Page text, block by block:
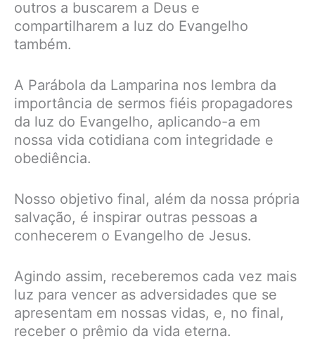
outros a buscarem a Deus e
compartilharem a luz do Evangelho
também.
A Parábola da Lamparina nos lembra da
importância de sermos fiéis propagadores
da luz do Evangelho, aplicando-a em
nossa vida cotidiana com integridade e
obediência.
Nosso objetivo final, além da nossa própria
salvação, é inspirar outras pessoas a
conhecerem o Evangelho de Jesus.
Agindo assim, receberemos cada vez mais
luz para vencer as adversidades que se
apresentam em nossas vidas, e, no final,
receber o prêmio da vida eterna.